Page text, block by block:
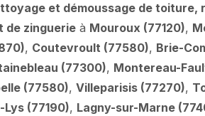
et démoussage de toiture,
de zinguerieà Mouroux (77120),
, Coutevroult (77580), Brie-
(77300), Montereau-
(77580), Villeparisis (77270),
(77190), Lagny-sur-Marne